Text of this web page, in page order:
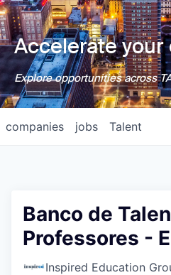
Accelerate your
Explore opportunities across
jobs
companies Talent
Banco de
Professores -
Inspired Education